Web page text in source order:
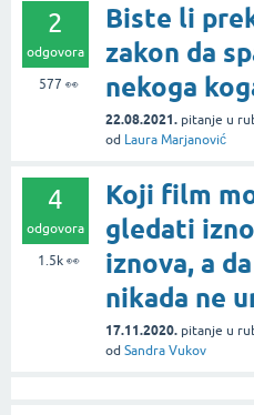
2
odgovora
577 👀
Biste li
zakon da
nekoga
22.08.2021. pitanje u
od Laura Marjanović
4
odgovora
1.5k👀
Koji film
gledati
iznova, a
nikada ne
17.11.2020. pitanje u
od Sandra Vukov